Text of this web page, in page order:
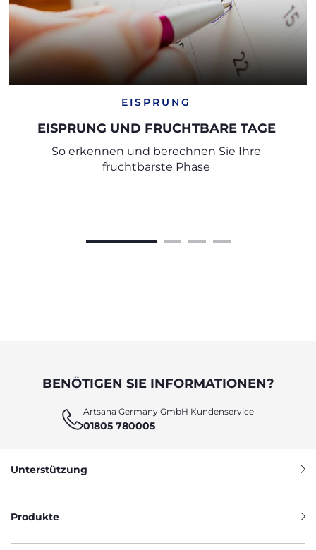
EISPRUNG
EISPRUNG UND FRUCHTBARE TAGE
So erkennen und berechnen Sie Ihre
fruchtbarste Phase
BENÖTIGEN SIE INFORMATIONEN?
Artsana Germany GmbH Kundenservice
01805 780005
Unterstützung
Produkte